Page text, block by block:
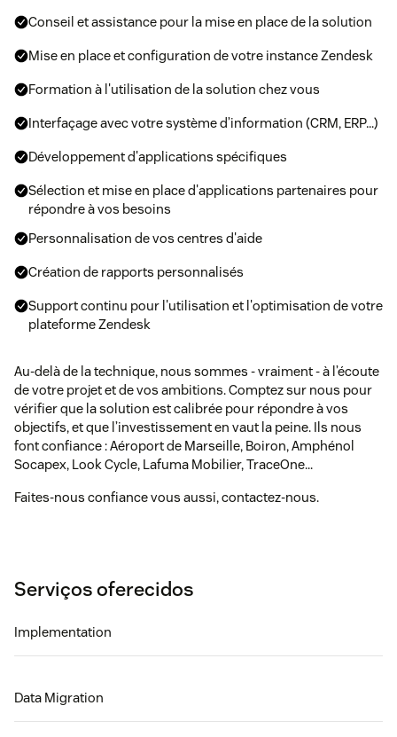
Conseil et assistance pour la mise en place de la solution
Mise en place et configuration de votre instance Zendesk
Formation à l'utilisation de la solution chez vous
Interfaçage avec votre système d’information (CRM, ERP…)
Développement d'applications spécifiques
Sélection et mise en place d'applications partenaires pour
répondre à vos besoins
Personnalisation de vos centres d'aide
Création de rapports personnalisés
Support continu pour l'utilisation et l'optimisation de votre
plateforme Zendesk
Au-delà de la technique, nous sommes - vraiment - à l’écoute
de votre projet et de vos ambitions. Comptez sur nous pour
vérifier que la solution est calibrée pour répondre à vos
objectifs, et que l’investissement en vaut la peine. Ils nous
font confiance : Aéroport de Marseille, Boiron, Amphénol
Socapex, Look Cycle, Lafuma Mobilier, TraceOne...
Faites-nous confiance vous aussi, contactez-nous.
Serviços oferecidos
Implementation
Data Migration